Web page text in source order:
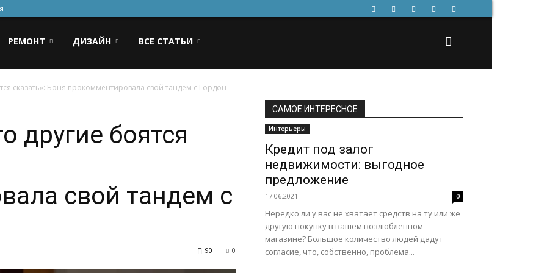
РЕМОНТ ДИЗАЙН ВСЕ СТАТЬИ
сказать»: Боня прокомментировала свой тандем с Гордон
другие боятся
свой тандем с
0
90
САМОЕ ИНТЕРЕСНОЕ
Интерьеры
Кредит под залог
недвижимости: выгодное
предложение
17.06.2021 0
Нередко ли у вас не хватает средств на ту или же
другую покупку в вашем возлюбленном
магазине? Большое количество людей дадут
согласие, что, собственно, проблема...